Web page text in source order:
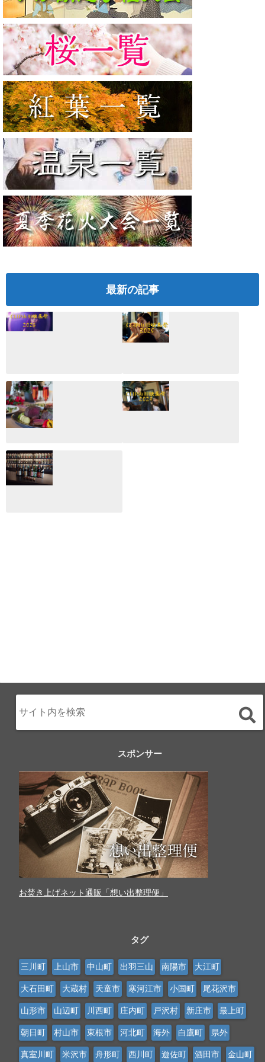
最新の記事
CLIP山形映画祭
2026：映画館派の
編集長が読む2025
年の映画ざっくり
総監
2026.02.27
CLIP山形映画祭
2025：ほぼこれく
らいしか更新して
いない変なブログ
月のホテル☆4日
間限定！クリスマ
スディナーブッフ
ェ開催☆
スポンサー
お焚き上げネット通販「想い出整理便」
タグ
三川町 上山市 中山町 出羽三山 南陽市 大江町
大石田町 大蔵村 天童市 寒河江市 小国町 尾花沢市
山形市 山辺町 川西町 庄内町 戸沢村 新庄市 最上町
朝日町 村山市 東根市 河北町 海外 白鷹町 県外
真室川町 米沢市 舟形町 西川町 遊佐町 酒田市 金山町